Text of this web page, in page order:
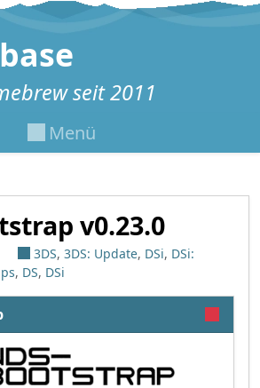
seit 2011
Menü
v0.23.0
3DS, 3DS: Update, DSi, DSi:
, DS, DSi